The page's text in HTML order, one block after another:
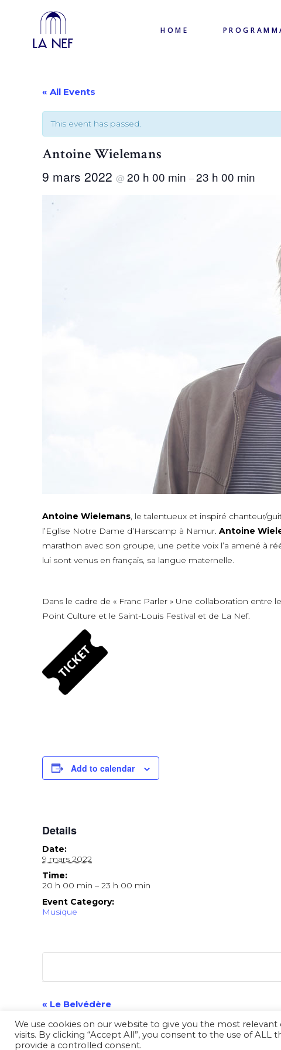
HOME
« All Events
This event has passed.
Antoine Wielemans
9 mars 2022 @ 20 h 00 min –23 h 00 min
Antoine Wielemans , le talentueux et inspiré chanteur/
l’Eglise Notre Dame d’Harscamp à Namur. Antoine
marathon avec son groupe, une petite voix l’a amené à
lui sont venus en français, sa langue maternelle.
Dans le cadre de « Franc Parler » Une collaboration entre
Point Culture et le Saint-Louis Festival et de La Nef.
Add to calendar
Details
Date:
9 mars 2022
Time:
20 h 00 min – 23 h 00 min
Event Category:
Musique
Event
Navigation
« Le Belvédère
We use cookies on our website to give you the most
visits. By clicking “Accept All”, you consent to the use of ALL
provide a controlled consent.